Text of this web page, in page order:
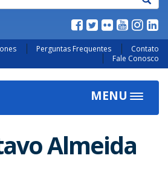
Perguntas Frequentes
Contato
Fale Conosco
MENU
Toggle
Almeida